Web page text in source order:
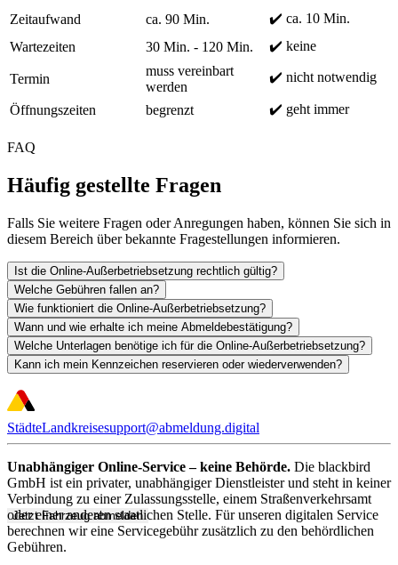
Zeitaufwand
ca. 90 Min.
✔️ ca. 10 Min.
Wartezeiten
30 Min. - 120 Min. ✔️ keine
Termin
muss vereinbart
werden
✔️ nicht notwendig
Öffnungszeiten begrenzt ✔️ geht immer
FAQ
Häufig gestellte Fragen
Falls Sie weitere Fragen oder Anregungen haben, können Sie sich in
diesem Bereich über bekannte Fragestellungen informieren.
Ist die Online-Außerbetriebsetzung rechtlich gültig?
Welche Gebühren fallen an?
Wie funktioniert die Online-Außerbetriebsetzung?
Wann und wie erhalte ich meine Abmeldebestätigung?
Welche Unterlagen benötige ich für die Online-Außerbetriebsetzung?
Kann ich mein Kennzeichen reservieren oder wiederverwenden?
Jetzt Fahrzeug abmelden
StädteLandkreisesupport@abmeldung.digital
Unabhängiger Online-Service – keine Behörde. Die blackbird
GmbH ist ein privater, unabhängiger Dienstleister und steht in keiner
Verbindung zu einer Zulassungsstelle, einem Straßenverkehrsamt
oder einer anderen staatlichen Stelle. Für unseren digitalen Service
berechnen wir eine Servicegebühr zusätzlich zu den behördlichen
Gebühren.